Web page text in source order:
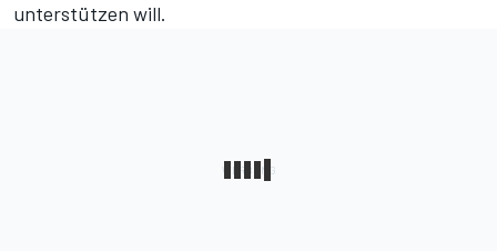
unterstützen will.